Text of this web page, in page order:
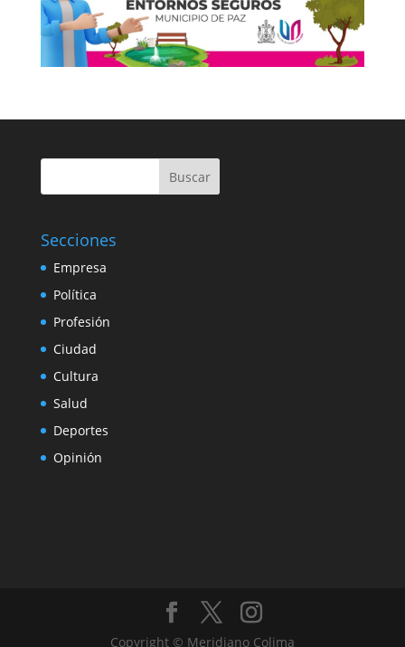
Buscar
Secciones
Empresa
Política
Profesión
Ciudad
Cultura
Salud
Deportes
Opinión
Copyright © Meridiano Colima